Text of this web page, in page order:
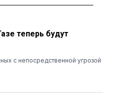
теперь будут
с непосредственной угрозой